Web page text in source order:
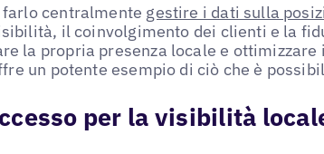
farlo centralmente gestire i dati sulla
il coinvolgimento dei clienti e la
la propria presenza locale e ottimizzare
un potente esempio di ciò che è
per la visibilità